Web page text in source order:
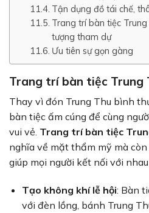
Tận dụng đồ tái chế,
Trang trí bàn tiệc
tượng tham dự
Ưu tiên sự gọn gàng
Trang trí bàn tiệc Trung
Thay vì đón Trung Thu bình
bàn tiệc ấm cúng để cùng
vui vẻ. Trang trí bàn tiệc
nghĩa về mặt thẩm mỹ mà
giúp mọi người kết nối với
Tạo không khí lễ hội: Bàn
với đèn lồng, bánh Trung